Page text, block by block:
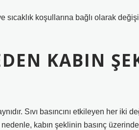
sıcaklık koşullarına bağlı olarak
KABIN
Sıvı basıncını etkileyen her iki
nedenle, kabın şeklinin basınç